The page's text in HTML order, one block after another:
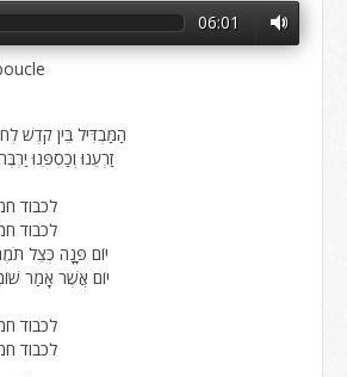
06:01
לכבוד
לכבוד
יוֹם אֲשֶׁר אָמַר
לכבוד
לכבוד